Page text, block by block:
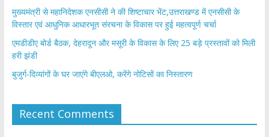
मुख्यमंत्री से महानिदेशक एनसीसी ने की शिष्टाचार भेंट,उत्तराखण्ड में एनसीसी के
विस्तार एवं आधुनिक आधारभूत संरचना के विकास पर हुई महत्वपूर्ण चर्चा
एमडीडीए बोर्ड बैठक, देहरादून और मसूरी के विकास के लिए 25 बड़े प्रस्तावों को मिली
हरी झंडी
बुजुर्ग-दिव्यांगों के घर जाएंगे बीएलओ, करेंगे नोटिसों का निस्तारण
Recent Comments